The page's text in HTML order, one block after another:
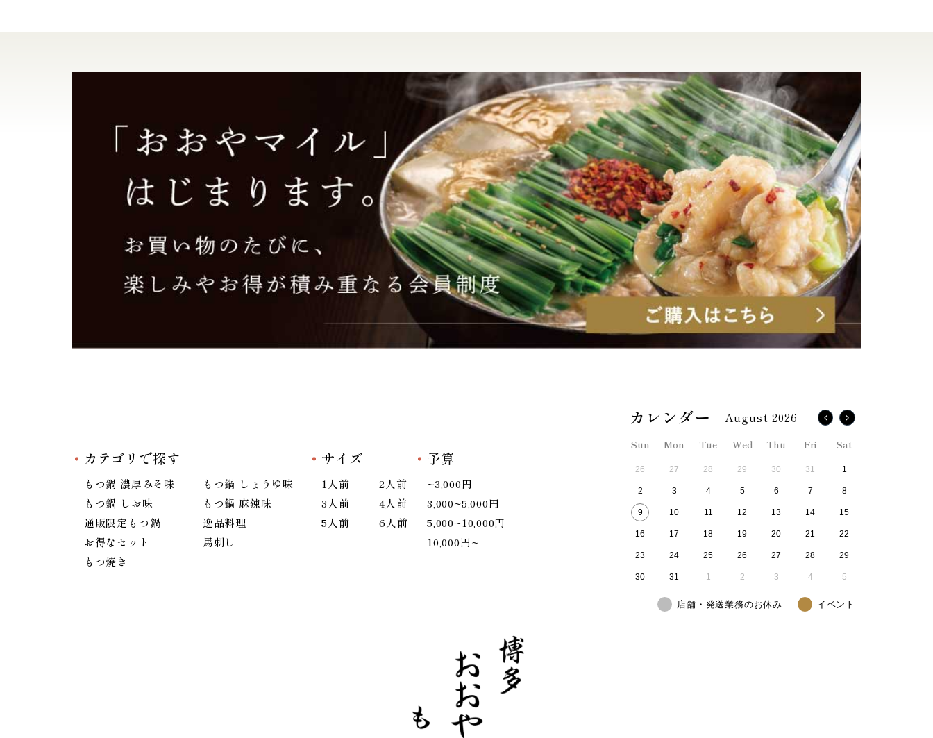
カテゴリで探す
もつ鍋 濃厚みそ味
もつ鍋 しょうゆ味
もつ鍋 しお味
もつ鍋 麻辣味
通販限定もつ鍋
逸品料理
お得なセット
馬刺し
もつ焼き
サイズ
1人前
2人前
3人前
4人前
5人前
6人前
予算
~3,000円
3,000~5,000円
5,000~10,000円
10,000円~
August 2026
Sun Mon Tue Wed Thu Fri Sat
26 27 28 29 30 31 1
2 3 4 5 6 7 8
9 10 11 12 13 14 15
16 17 18 19 20 21 22
23 24 25 26 27 28 29
30 31 1 2 3 4 5
店舗・発送業務のお休み イベント